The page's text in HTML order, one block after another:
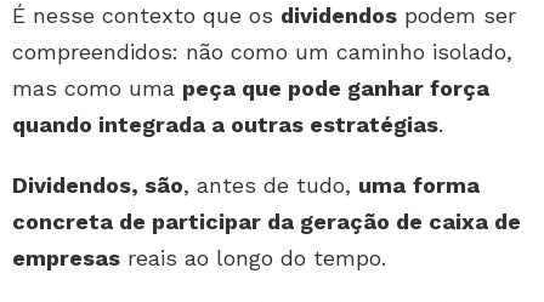
É nesse contexto que os dividendos podem ser
compreendidos: não como um caminho isolado,
mas como uma peça que pode ganhar força
quando integrada a outras estratégias.
Dividendos, são, antes de tudo, uma forma
concreta de participar da geração de caixa de
empresas reais ao longo do tempo.